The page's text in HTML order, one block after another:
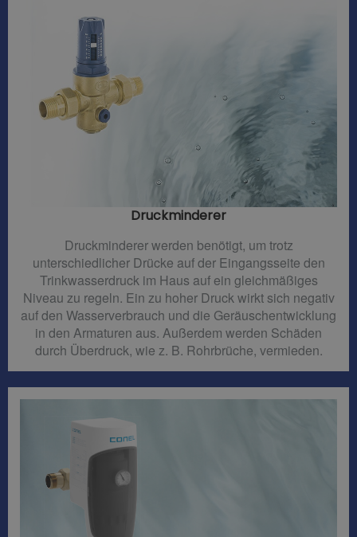
Druckminderer​
Druckminderer werden benötigt, um trotz
unterschiedlicher Drücke auf der Eingangsseite den
Trinkwasserdruck im Haus auf ein gleichmäßiges
Niveau zu regeln. Ein zu hoher Druck wirkt sich negativ
auf den Wasserverbrauch und die Geräuschentwicklung
in den Armaturen aus. Außerdem werden Schäden
durch Überdruck, wie z. B. Rohrbrüche, vermieden.